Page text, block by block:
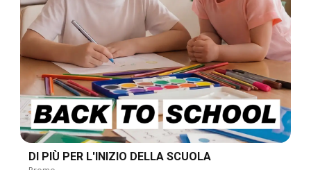
DI PIÙ PER L'INIZIO DELLA SCUOLA